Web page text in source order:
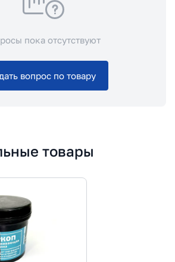
пока отсутствуют
вопрос по товару
товары